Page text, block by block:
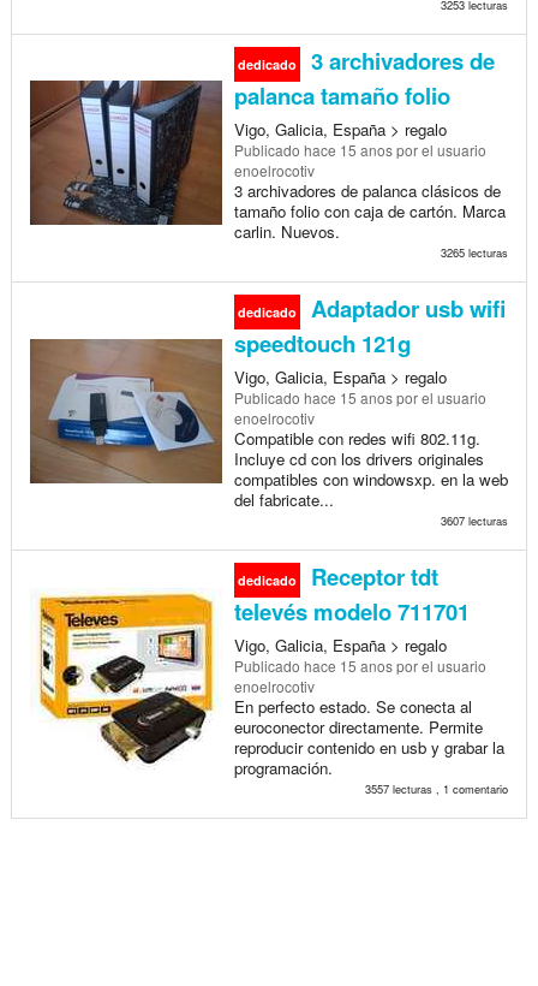
3253 lecturas
dedicado
3 archivadores de
palanca tamaño folio
Vigo, Galicia, España > regalo
Publicado hace 15 anospor el usuario
enoelrocotiv
3 archivadores de palanca clásicos de
tamaño folio con caja de cartón. Marca
carlin. Nuevos.
3265 lecturas
dedicado
Adaptador usb wifi
speedtouch 121g
Vigo, Galicia, España > regalo
Publicado hace 15 anospor el usuario
enoelrocotiv
Compatible con redes wifi 802.11g.
Incluye cd con los drivers originales
compatibles con windowsxp. en la web
del fabricate...
3607 lecturas
dedicado
Receptor tdt
televés modelo 711701
Vigo, Galicia, España > regalo
Publicado hace 15 anospor el usuario
enoelrocotiv
En perfecto estado. Se conecta al
euroconector directamente. Permite
reproducir contenido en usb y grabar la
programación.
3557 lecturas , 1 comentario